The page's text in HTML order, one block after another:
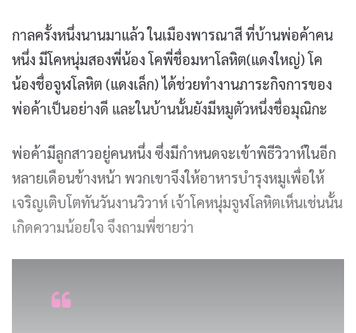
กาลครั้งหนึ่งนานมาแล้ว ในเมืองพารณาสี ที่บ้านพ่อค้าคน
หนึ่ง มีโคหนุ่มสองพี่น้อง โคพี่ชื่อมหาโลหิต(แดงใหญ่) โค
น้องชื่อจูฬโลหิต (แดงเล็ก) ได้ช่วยทำงานภาระกิจการของ
พ่อค้าเป็นอย่างดี และในบ้านนั้นยังมีหมูตัวหนึ่งชื่อมุณิกะ
พ่อค้ามีลูกสาวอยู่คนหนึ่ง ซึ่งมีกำหนดจะเข้าพิธีวิวาห์ในอีก
หลายเดือนข้างหน้า พวกเขาจึงให้อาหารบำรุงหมูเพื่อให้
เจริญเติบโตทันวันงานวิวาห์ เจ้าโคหนุ่มจูฬโลหิตเห็นเช่นนั้น
เกิดความน้อยใจ จึงถามพี่ชายว่า